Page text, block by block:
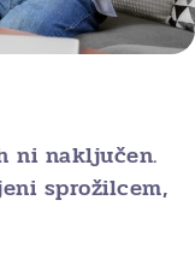
ni naključen.
sprožilcem,